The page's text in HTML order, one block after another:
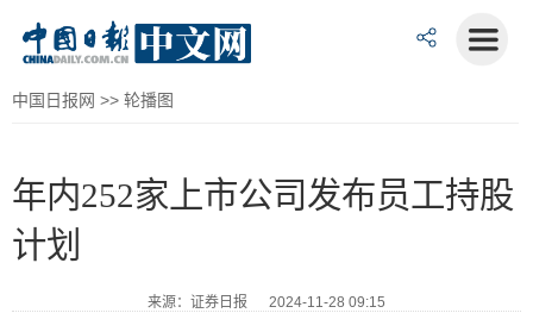
中国日报网 >> 轮播图
年内252家上市公司发布员工持股
计划
来源：证券日报 2024-11-28 09:15